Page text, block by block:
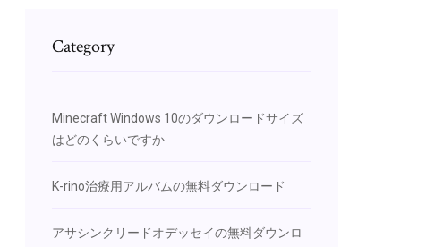
Category
Minecraft Windows 10のダウンロードサイズ
はどのくらいですか
K-rino治療用アルバムの無料ダウンロード
アサシンクリードオデッセイの無料ダウンロ